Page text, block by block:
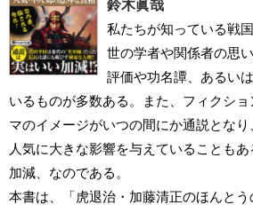
鈴木眞哉
私たちが知っている戦
世の学者や関係者の思
評価や功名譚、あるい
いるものが多数ある。また、フィクシ
マのイメージがいつの間にか通説とな
人気に大きな影響を与えていることも
加減、なのである。
本書は、「虎退治・加藤清正のほんと